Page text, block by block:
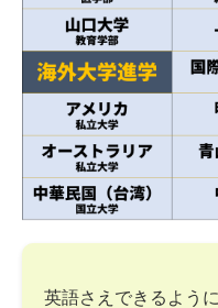
英語さえできるよう